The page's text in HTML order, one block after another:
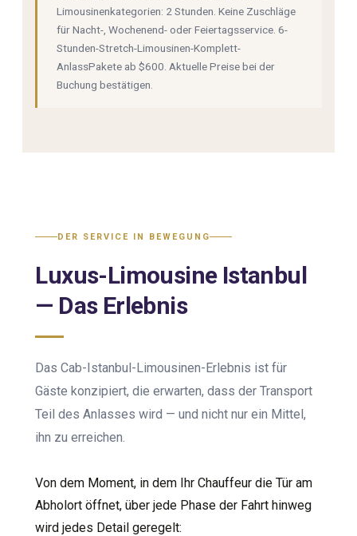
Limousinenkategorien: 2 Stunden. Keine Zuschläge
für Nacht-, Wochenend- oder Feiertagsservice. 6-
Stunden-Stretch-Limousinen-Komplett-
AnlassPakete ab $600. Aktuelle Preise bei der
Buchung bestätigen.
DER SERVICE IN BEWEGUNG
Luxus-Limousine Istanbul
— Das Erlebnis
Das Cab-Istanbul-Limousinen-Erlebnis ist für
Gäste konzipiert, die erwarten, dass der Transport
Teil des Anlasses wird — und nicht nur ein Mittel,
ihn zu erreichen.
Von dem Moment, in dem Ihr Chauffeur die Tür am
Abholort öffnet, über jede Phase der Fahrt hinweg
wird jedes Detail geregelt: